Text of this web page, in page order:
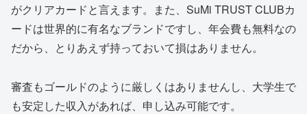
がクリアカードと言えます。また、SuMi TRUST CLUBカ
ードは世界的に有名なブランドですし、年会費も無料なの
だから、とりあえず持っておいて損はありません。
審査もゴールドのように厳しくはありませんし、大学生で
も安定した収入があれば、申し込み可能です。